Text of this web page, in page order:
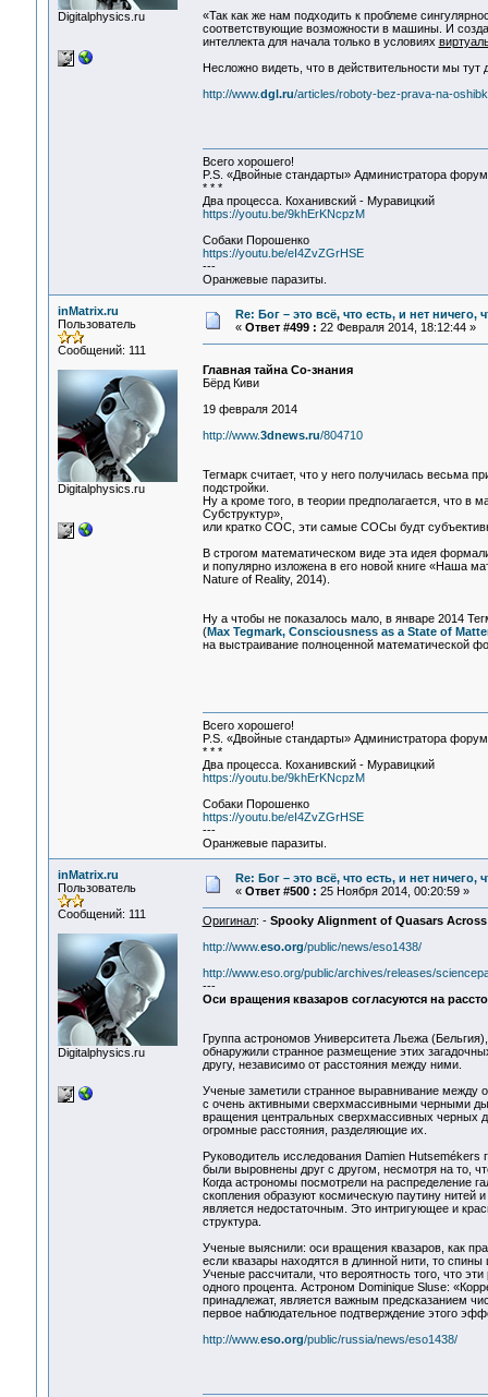
Digitalphysics.ru
«Так как же нам подходить к проблеме
соответствующие возможности в машины. И
интеллекта для начала только в условиях
Несложно видеть, что в действительности мы тут
http://www.dgl.ru/articles/roboty-bez-prava-na-
Всего хорошего!
P.S. «Двойные стандарты» Администратора
* * *
Два процесса. Коханивский - Муравицкий
https://youtu.be/9khErKNcpzM
Собаки Порошенко
https://youtu.be/eI4ZvZGrHSE
---
Оранжевые паразиты.
inMatrix.ru
Пользователь
Сообщений: 111
Digitalphysics.ru
Re: Бог – это всё, что есть, и нет
« Ответ #499 : 22 Февраля 2014, 18:12:44 »
Главная тайна Со-знания
Бёрд Киви
19 февраля 2014
http://www.3dnews.ru/804710
Тегмарк считает, что у него получилась весьма
подстройки.
Ну а кроме того, в теории предполагается, что
Субструктур»,
или кратко СОС, эти самые СОСы будт
В строгом математическом виде эта идея
и популярно изложена в его новой книге «Наша
Nature of Reality, 2014).
Ну а чтобы не показалось мало, в январе 2014
(Max Tegmark, Consciousness as a State of
на выстраивание полноценной математической
Всего хорошего!
P.S. «Двойные стандарты» Администратора
* * *
Два процесса. Коханивский - Муравицкий
https://youtu.be/9khErKNcpzM
Собаки Порошенко
https://youtu.be/eI4ZvZGrHSE
---
Оранжевые паразиты.
inMatrix.ru
Пользователь
Сообщений: 111
Digitalphysics.ru
Re: Бог – это всё, что есть, и нет
« Ответ #500 : 25 Ноября 2014, 00:20:59 »
Оригинал: - Spooky Alignment of Quasars
http://www.eso.org/public/news/eso1438/
http://www.eso.org/public/archives/releases/
---
Оси вращения квазаров согласуются на
Группа астрономов Университета Льежа
обнаружили странное размещение этих
другу, независимо от расстояния между ними.
Ученые заметили странное выравнивание между
с очень активными сверхмассивными черными
вращения центральных сверхмассивных черных
огромные расстояния, разделяющие их.
Руководитель исследования Damien
были выровнены друг с другом, несмотря на то,
Когда астрономы посмотрели на распределение
скопления образуют космическую паутину нитей и
является недостаточным. Это интригующее и
структура.
Ученые выяснили: оси вращения квазаров, как
если квазары находятся в длинной нити, то
Ученые рассчитали, что вероятность того, что
одного процента. Астроном Dominique Sluse:
принадлежат, является важным предсказанием
первое наблюдательное подтверждение этого
http://www.eso.org/public/russia/news/eso1438/